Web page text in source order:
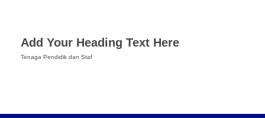
Add Your Heading Text Here
Tenaga Pendidik dan Staf